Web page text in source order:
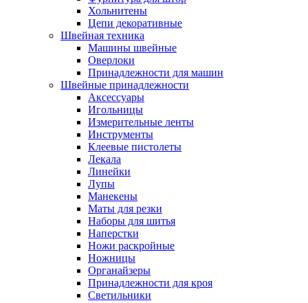
Хольнитены
Цепи декоративные
Швейная техника
Машины швейные
Оверлоки
Принадлежности для машин
Швейные принадлежности
Аксессуары
Игольницы
Измерительные ленты
Инструменты
Клеевые пистолеты
Лекала
Линейки
Лупы
Манекены
Маты для резки
Наборы для шитья
Наперстки
Ножи раскройные
Ножницы
Органайзеры
Принадлежности для кроя
Светильники